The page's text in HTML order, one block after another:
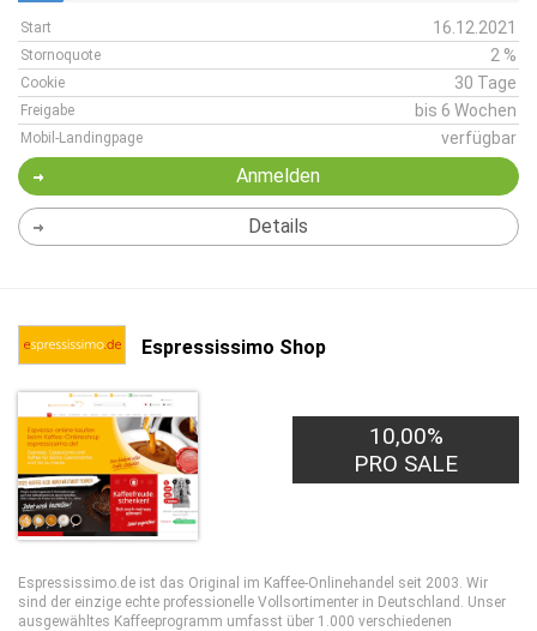
Start 16.12.2021
Stornoquote 2 %
Cookie 30 Tage
Freigabe bis 6 Wochen
Mobil-Landingpage verfügbar
Anmelden
Details
Espressissimo Shop
10,00%
PRO SALE
Espressissimo.de ist das Original im Kaffee-Onlinehandel seit 2003. Wir
sind der einzige echte professionelle Vollsortimenter in Deutschland. Unser
ausgewähltes Kaffeeprogramm umfasst über 1.000 verschiedenen